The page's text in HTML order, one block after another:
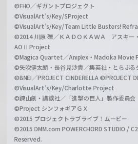
©FHO／ギガントプロジェクト
©VisualArt's/Key/SProject
©VisualArt's/Key/Team Little Busters!
©2014 川原 礫／ＫＡＤＯＫＡＷＡ アスキー
AOⅡ Project
©Magica Quartet／Aniplex・Madoka Movie
©矢吹健太朗・長谷見沙貴／集英社・とらぶる
©BNEI／PROJECT CINDERELLA ©PROJECT
©VisualArt's/Key/Charlotte Project
©諫山創・講談社／「進撃の巨人」製作委員会
©Project シンフォギアＧＸ
©2015 プロジェクトラブライブ！ムービー
©2015 DMM.com POWERCHORD STUDIO /
Reserved.